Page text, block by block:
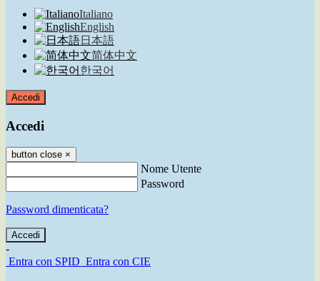
Italiano
English
日本語
简体中文
한국어
Accedi
Accedi
button close ×
Nome Utente
Password
Password dimenticata?
-
Entra con SPID Entra con CIE